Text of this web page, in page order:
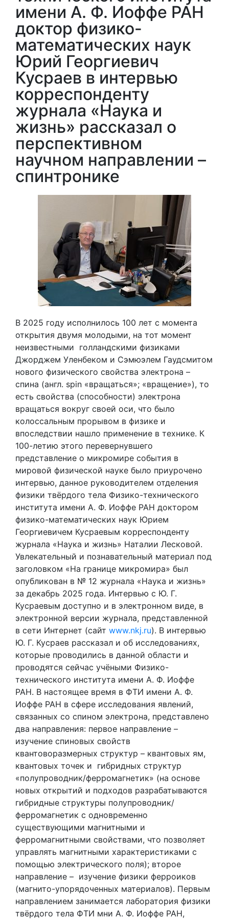
имени А. Ф. Иоффе РАН
доктор физико-
математических наук
Юрий Георгиевич
Кусраев в интервью
корреспонденту
журнала «Наука и
жизнь» рассказал о
перспективном
научном направлении –
спинтронике
В 2025 году исполнилось 100 лет с момента
открытия двумя молодыми, на тот момент
неизвестными голландскими физиками
Джорджем Уленбеком и Сэмюэлем Гаудсмитом
нового физического свойства электрона –
спина (англ. spin «вращаться»; «вращение»), то
есть свойства (способности) электрона
вращаться вокруг своей оси, что было
колоссальным прорывом в физике и
впоследствии нашло применение в технике. К
100-летию этого перевернувшего
представление о микромире события в
мировой физической науке было приурочено
интервью, данное руководителем отделения
физики твёрдого тела Физико-технического
института имени А. Ф. Иоффе РАН доктором
физико-математических наук Юрием
Георгиевичем Кусраевым корреспонденту
журнала «Наука и жизнь» Наталии Лесковой.
Увлекательный и познавательный материал под
заголовком «На границе микромира» был
опубликован в № 12 журнала «Наука и жизнь»
за декабрь 2025 года. Интервью с Ю. Г.
Кусраевым доступно и в электронном виде, в
электронной версии журнала, представленной
в сети Интернет (сайт www.nkj.ru). В интервью
Ю. Г. Кусраев рассказал и об исследованиях,
которые проводились в данной области и
проводятся сейчас учёными Физико-
технического института имени А. Ф. Иоффе
РАН. В настоящее время в ФТИ имени А. Ф.
Иоффе РАН в сфере исследования явлений,
связанных со спином электрона, представлено
два направления: первое направление –
изучение спиновых свойств
квантоворазмерных структур – квантовых ям,
квантовых точек и гибридных структур
«полупроводник/ферромагнетик» (на основе
новых открытий и подходов разрабатываются
гибридные структуры полупроводник/
ферромагнетик с одновременно
существующими магнитными и
ферромагнитными свойствами, что позволяет
управлять магнитными характеристиками с
помощью электрического поля); второе
направление – изучение физики ферроиков
(магнито-упорядоченных материалов). Первым
направлением занимается лаборатория физики
твёрдого тела ФТИ мни А. Ф. Иоффе РАН,